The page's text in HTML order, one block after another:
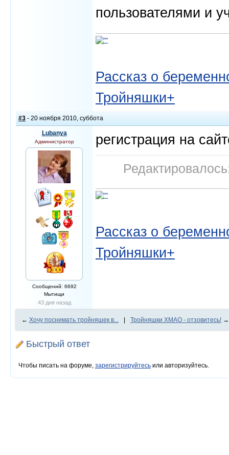
пользователями и
Рассказ о
Тройняшки+
#3 - 20 ноября 2010, суббота
Lubanya
Администратор
Сообщений: 6692
Мытищи
43 дня назад
регистрация на
Рассказ о
Тройняшки+
← Хочу поснимать тройняшек в... Тройняшки ХМАО - отзовитесь! →
Быстрый ответ
Чтобы писать на форуме, зарегистрируйтесь или авторизуйтесь.